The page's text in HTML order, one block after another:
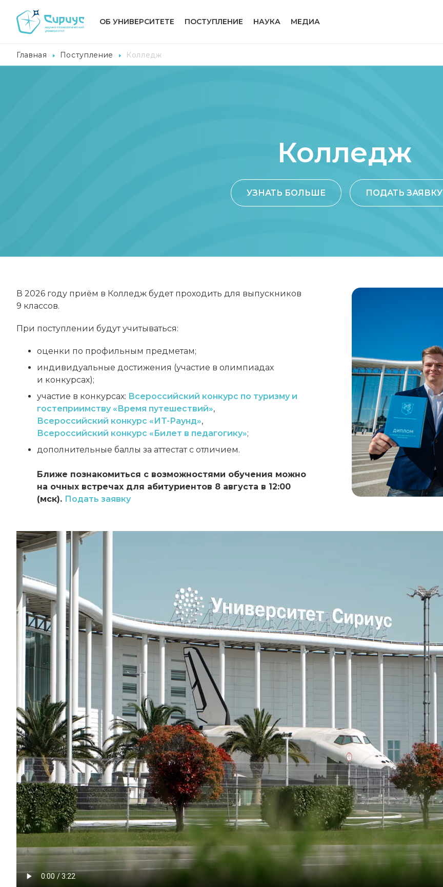
ОБ УНИВЕРСИТЕТЕ ПОСТУПЛЕНИЕ НАУКА МЕДИА
Главная Поступление Колледж
Колледж
УЗНАТЬ БОЛЬШЕ ПОДАТЬ ЗАЯВКУ
В 2026 году приём в Колледж будет проходить для выпускников
9 классов.
При поступлении будут учитываться:
оценки по профильным предметам;
индивидуальные достижения (участие в олимпиадах
и конкурсах);
участие в конкурсах: Всероссийский конкурс по туризму и
гостеприимству «Время путешествий»,
Всероссийский конкурс «ИT-Раунд»,
Всероссийский конкурс «Билет в педагогику»;
дополнительные баллы за аттестат с отличием.
Ближе познакомиться с возможностями обучения можно
на очных встречах для абитуриентов 8 августа в 12:00
(мск). Подать заявку